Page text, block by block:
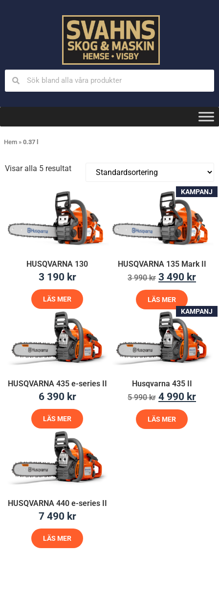
Hem » 0.37 l
Visar alla 5 resultat
HUSQVARNA 130
3 190 kr
LÄS MER
KAMPANJ
HUSQVARNA 135 Mark II
3 990kr 3 490 kr
LÄS MER
HUSQVARNA 435 e-series II
6 390 kr
LÄS MER
KAMPANJ
Husqvarna 435 II
5 990kr 4 990 kr
LÄS MER
HUSQVARNA 440 e-series II
7 490 kr
LÄS MER